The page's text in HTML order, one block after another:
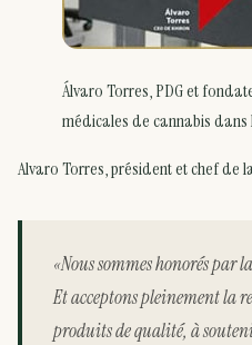
Álvaro Torres, PDG et
médicales de cannabis dans
Alvaro Torres, président et chef de
«Nous sommes honorés par
Et acceptons pleinement la
produits de qualité, à